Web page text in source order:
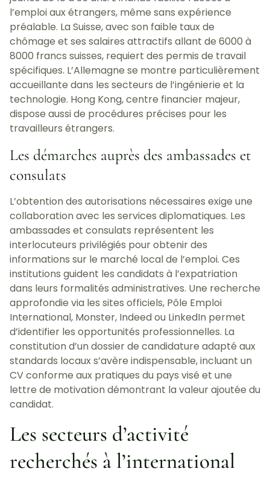
l’emploi aux étrangers, même sans expérience
préalable. La Suisse, avec son faible taux de
chômage et ses salaires attractifs allant de 6000 à
8000 francs suisses, requiert des permis de travail
spécifiques. L’Allemagne se montre particulièrement
accueillante dans les secteurs de l’ingénierie et la
technologie. Hong Kong, centre financier majeur,
dispose aussi de procédures précises pour les
travailleurs étrangers.
Les démarches auprès des ambassades et
consulats
L’obtention des autorisations nécessaires exige une
collaboration avec les services diplomatiques. Les
ambassades et consulats représentent les
interlocuteurs privilégiés pour obtenir des
informations sur le marché local de l’emploi. Ces
institutions guident les candidats à l’expatriation
dans leurs formalités administratives. Une recherche
approfondie via les sites officiels, Pôle Emploi
International, Monster, Indeed ou LinkedIn permet
d’identifier les opportunités professionnelles. La
constitution d’un dossier de candidature adapté aux
standards locaux s’avère indispensable, incluant un
CV conforme aux pratiques du pays visé et une
lettre de motivation démontrant la valeur ajoutée du
candidat.
Les secteurs d’activité
recherchés à l’international